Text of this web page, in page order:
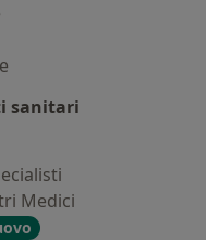
sanitari
Medici